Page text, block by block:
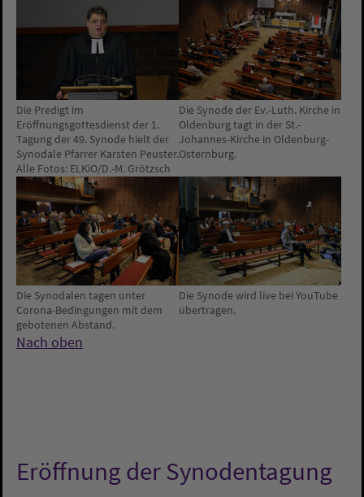
Die Predigt im
Eröffnungsgottesdienst der 1.
Tagung der 49. Synode hielt der
Synodale Pfarrer Karsten Peuster.
Alle Fotos: ELKiO/D.-M. Grötzsch
Die Synode der Ev.-Luth. Kirche in
Oldenburg tagt in der St.-
Johannes-Kirche in Oldenburg-
Osternburg.
Die Synodalen tagen unter
Corona-Bedingungen mit dem
gebotenen Abstand.
Die Synode wird live bei YouTube
übertragen.
Nach oben
Eröffnung der Synodentagung